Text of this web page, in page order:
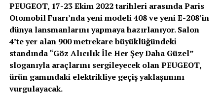
PEUGEOT, 17-23 Ekim 2022 tarihleri arasında Paris
Otomobil Fuarı’nda yeni modeli 408 ve yeni E-208’in
dünya lansmanlarını yapmaya hazırlanıyor. Salon
4’te yer alan 900 metrekare büyüklüğündeki
standında “Göz Alıcılık İle Her Şey Daha Güzel”
sloganıyla araçlarını sergileyecek olan PEUGEOT,
ürün gamındaki elektrikliye geçiş yaklaşımını
vurgulayacak.